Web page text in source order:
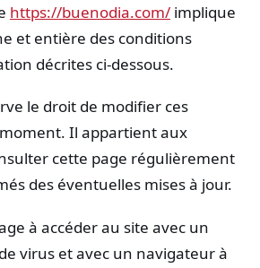
https://buenodia.com/ implique
et entière des conditions
décrites ci-dessous.
le droit de modifier ces
Il appartient aux
cette page régulièrement
des éventuelles mises à jour.
à accéder au site avec un
virus et avec un navigateur à